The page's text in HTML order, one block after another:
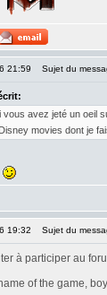
21:59 Sujet du
avez jeté un oeil
movies dont je
19:32 Sujet du
à participer au
of the game,